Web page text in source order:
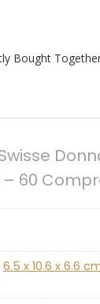
Bought
60
‎6.5 x 10.6 x 6.6